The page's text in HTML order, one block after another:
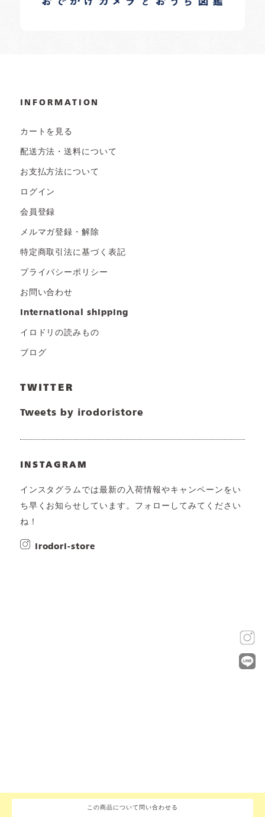
この商品について問い合わせる
INFORMATION
カートを見る
配送方法・送料について
お支払方法について
ログイン
会員登録
メルマガ登録・解除
特定商取引法に基づく表記
プライバシーポリシー
お問い合わせ
international shipping
イロドリの読みもの
ブログ
TWITTER
Tweets by irodoristore
INSTAGRAM
インスタグラムでは最新の入荷情報やキャンペーンをい
ち早くお知らせしています。フォローしてみてください
ね！
irodori-store